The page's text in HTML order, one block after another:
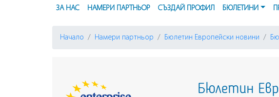
ЗА НАС НАМЕРИ ПАРТНЬОР СЪЗДАЙ ПРОФИЛ БЮЛЕТИНИ
Начало Намери партньор Бюлетин Европейски новини
Бюлетин